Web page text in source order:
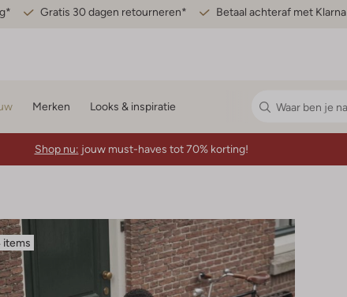
Gratis 30 dagen retourneren* Betaal achteraf met Klarna
Merken Looks & inspiratie
Shop nu: jouw must-haves tot 70% korting!
items